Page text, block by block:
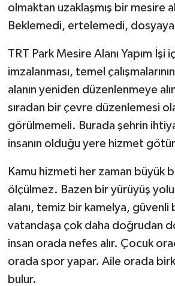
olmaktan uzaklaşmış bir mesire
Beklemedi, ertelemedi, dosyaya
TRT Park Mesire Alanı Yapım İşi
imzalanması, temel
alanın yeniden düzenlenmeye
sıradan bir çevre düzenlemesi
görülmemeli. Burada şehrin
insanın olduğu yere hizmet
Kamu hizmeti her zaman büyük
ölçülmez. Bazen bir yürüyüş
alanı, temiz bir kamelya, güvenli
vatandaşa çok daha doğrudan
insan orada nefes alır. Çocuk
orada spor yapar. Aile orada
bulur.